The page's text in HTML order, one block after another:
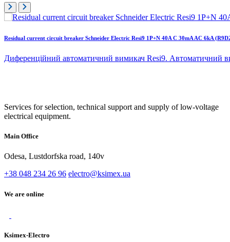
Residual current circuit breaker Schneider Electric Resi9 1P+N 40A C 30mA AC 6kA
Диференційний автоматичний вимикач Resi9. Автоматичний
Services for selection, technical support and supply of low-voltage
electrical equipment.
Main Office
Odesa, Lustdorfska road, 140v
+38 048 234 26 96 electro@ksimex.ua
We are online
Ksimex-Electro